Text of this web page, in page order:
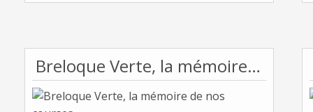
Breloque Verte, la mémoire de nos courses...